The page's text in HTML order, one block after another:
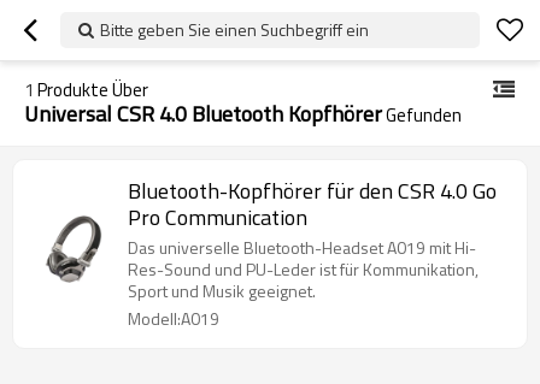
Bitte geben Sie einen Suchbegriff ein
1 Produkte Über
Universal CSR 4.0 Bluetooth KopfhörerGefunden
Bluetooth-Kopfhörer für den CSR 4.0 Go
Pro Communication
Das universelle Bluetooth-Headset A019 mit Hi-
Res-Sound und PU-Leder ist für Kommunikation,
Sport und Musik geeignet.
Modell:A019